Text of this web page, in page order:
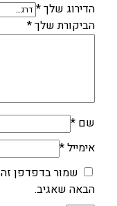
הדירוג שלך*
הביקורת שלך*
שם *
אימייל*
שמור בדפדפן
הבאה שאגיב.